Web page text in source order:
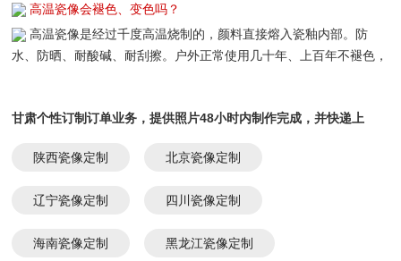
高温瓷像会褪色、变色吗？
高温瓷像是经过千度高温烧制的，颜料直接熔入瓷釉内部。防
水、防晒、耐酸碱、耐刮擦。户外正常使用几十年、上百年不褪色，
甘肃个性订制订单业务，提供照片48小时内制作完成，并快递上
陕西瓷像定制 北京瓷像定制
辽宁瓷像定制 四川瓷像定制
海南瓷像定制 黑龙江瓷像定制